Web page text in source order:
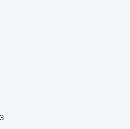
3